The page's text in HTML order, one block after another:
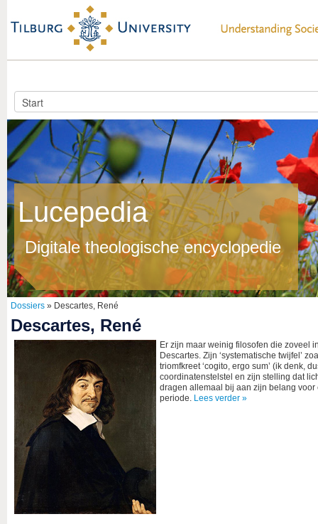
Lucepedia
Digitale theologische encyclopedie
Dossiers » Descartes, René
Descartes, René
Er zijn maar weinig filosofen die zoveel
Descartes. Zijn ‘systematische twijfel’
triomfkreet ‘cogito, ergo sum’ (ik denk,
coordinatenstelstel en zijn stelling dat
dragen allemaal bij aan zijn belang
periode. Lees verder »